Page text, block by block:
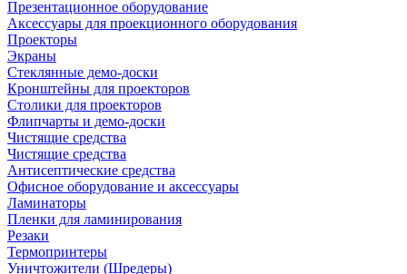
Презентационное оборудование
Аксессуары для проекционного оборудования
Проекторы
Экраны
Стеклянные демо-доски
Кронштейны для проекторов
Столики для проекторов
Флипчарты и демо-доски
Чистящие средства
Чистящие средства
Антисептические средства
Офисное оборудование и аксессуары
Ламинаторы
Пленки для ламинирования
Резаки
Термопринтеры
Уничтожители (Шредеры)